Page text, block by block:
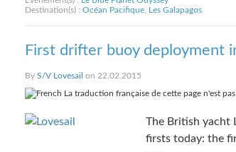
Destination(s) : Océan Pacifique, Les Galapagos
First drifter buoy deployment
By S/V Lovesail on 22.02.2015
La traduction française de cette page n'est
The British yacht
firsts today: the